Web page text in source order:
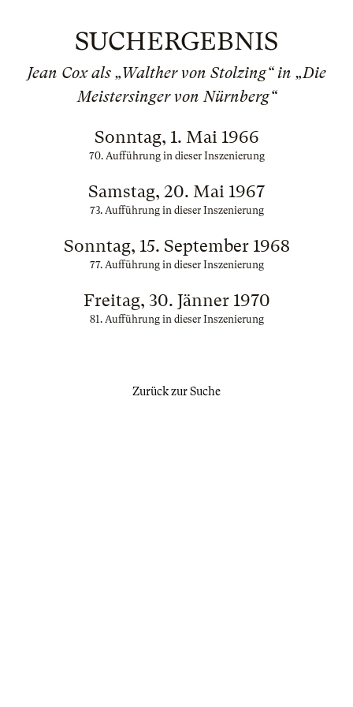
SUCHERGEBNIS
Jean Cox als „Walther von Stolzing“ in „Die
Meistersinger von Nürnberg“
Sonntag, 1. Mai 1966
70. Aufführung in dieser Inszenierung
Samstag, 20. Mai 1967
73. Aufführung in dieser Inszenierung
Sonntag, 15. September 1968
77. Aufführung in dieser Inszenierung
Freitag, 30. Jänner 1970
81. Aufführung in dieser Inszenierung
Zurück zur Suche